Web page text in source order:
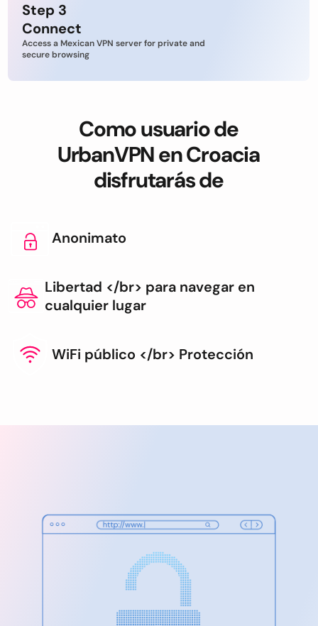
Step 3
Connect
Access a Mexican VPN server for private and
secure browsing
Como usuario de
UrbanVPN en Croacia
disfrutarás de
Anonimato
Libertad </br> para navegar en
cualquier lugar
WiFi público </br> Protección